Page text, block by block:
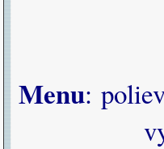
Menu: